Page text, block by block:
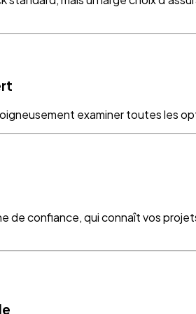
examiner toutes les
de confiance, qui connaît vos